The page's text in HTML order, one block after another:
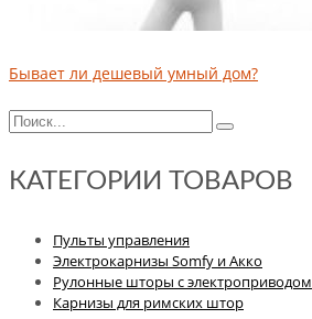
Бывает ли дешевый умный дом?
КАТЕГОРИИ ТОВАРОВ
Пульты управления
Электрокарнизы Somfy и Акко
Рулонные шторы с электроприводом
Карнизы для римских штор